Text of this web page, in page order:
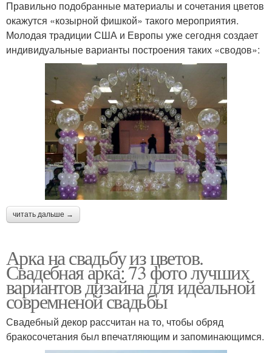
Правильно подобранные материалы и сочетания цветов
окажутся «козырной фишкой» такого мероприятия.
Молодая традиции США и Европы уже сегодня создает
индивидуальные варианты построения таких «сводов»:
читать дальше →
Арка на свадьбу из цветов.
Свадебная арка: 73 фото лучших
вариантов дизайна для идеальной
совремненой свадьбы
Свадебный декор рассчитан на то, чтобы обряд
бракосочетания был впечатляющим и запоминающимся.